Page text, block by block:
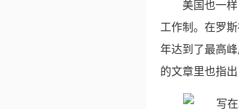
美国也一
工作制。在罗
年达到了最高
的文章里也指